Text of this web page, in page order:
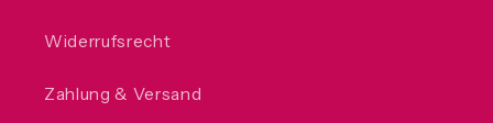
Widerrufsrecht
Zahlung & Versand